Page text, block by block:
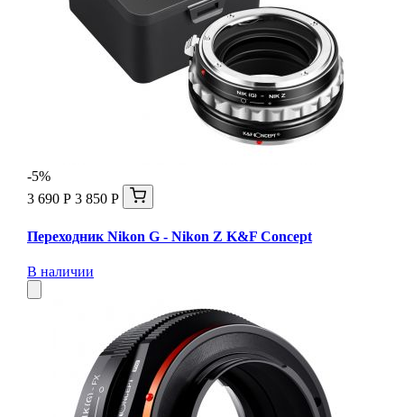
-5%
3 690 Р 3 850 Р
Переходник Nikon G - Nikon Z K&F Concept
В наличии